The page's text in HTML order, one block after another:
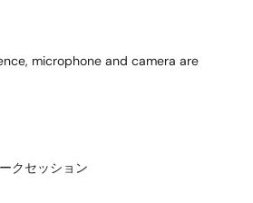
microphone and camera are
クセッション